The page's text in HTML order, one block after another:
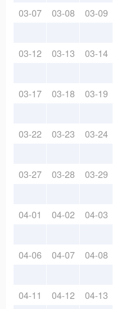
03-07 03-08 03-09
03-12 03-13 03-14
03-17 03-18 03-19
03-22 03-23 03-24
03-27 03-28 03-29
04-01 04-02 04-03
04-06 04-07 04-08
04-11 04-12 04-13